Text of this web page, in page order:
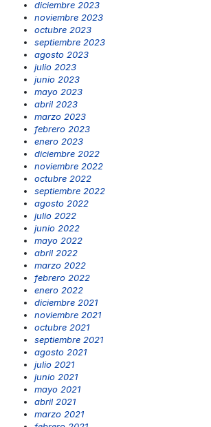
diciembre 2023
noviembre 2023
octubre 2023
septiembre 2023
agosto 2023
julio 2023
junio 2023
mayo 2023
abril 2023
marzo 2023
febrero 2023
enero 2023
diciembre 2022
noviembre 2022
octubre 2022
septiembre 2022
agosto 2022
julio 2022
junio 2022
mayo 2022
abril 2022
marzo 2022
febrero 2022
enero 2022
diciembre 2021
noviembre 2021
octubre 2021
septiembre 2021
agosto 2021
julio 2021
junio 2021
mayo 2021
abril 2021
marzo 2021